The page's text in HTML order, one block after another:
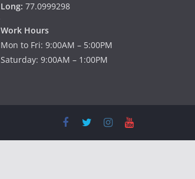
Long: 77.0999298
Work Hours
Mon to Fri: 9:00AM – 5:00PM
Saturday: 9:00AM – 1:00PM